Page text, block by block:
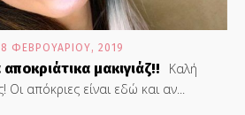
ΦΕΒΡΟΥΑΡΊΟΥ, 2019
μακιγιάζ!!
Καλή
απόκριες είναι εδώ και αν...